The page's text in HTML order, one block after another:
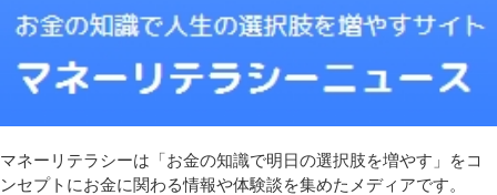
マネーリテラシーは「お金の知識で明日の選択肢を増やす」をコ
ンセプトにお金に関わる情報や体験談を集めたメディアです。